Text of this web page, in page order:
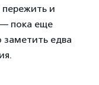
и
пока еще
едва